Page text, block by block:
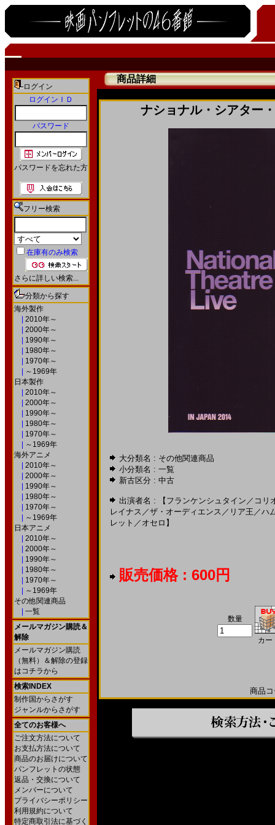
ログイン
ログインＩＤ
パスワード
パスワードを忘れた方
フリー検索
在庫有のみ検索
さらに詳しい検索...
分類から探す
海外製作
2010年～
2000年～
1990年～
1980年～
1970年～
～1969年
日本製作
2010年～
2000年～
1990年～
1980年～
1970年～
～1969年
海外アニメ
2010年～
2000年～
1990年～
1980年～
1970年～
～1969年
日本アニメ
2010年～
2000年～
1990年～
1980年～
1970年～
～1969年
その他関連商品
一覧
メールマガジン購読＆
解除
メールマガジン購読
（無料）＆解除の登録
はコチラから
検索INDEX
制作国からさがす
ジャンルからさがす
全てのお客様へ
ご注文方法について
お支払方法について
商品のお届けについて
パンフレットの状態
返品・交換について
メンバーについて
プライバシーポリシー
利用規約について
特定商取引法に基づく
商品詳細
ナショナル・シアター
大分類名 : その他関連商品
小分類名 : 一覧
新古区分 : 中古
出演者名 : 【フランケンシュタイン ／ コリ
レイナス ／ザ・オーディエンス ／ リア王 ／ハ
レット ／ オセロ】
販売価格 : 600円
数量
カー
商品